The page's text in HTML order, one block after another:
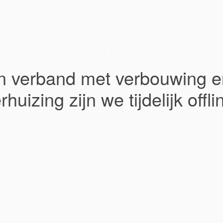
verband met verbouwing
zijn we tijdelijk